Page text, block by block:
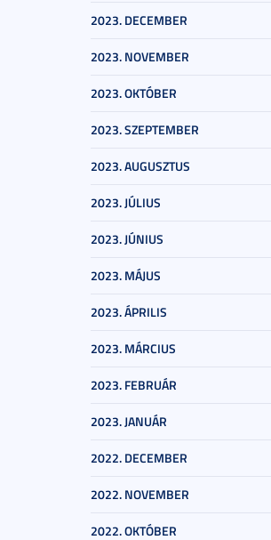
2023. DECEMBER
2023. NOVEMBER
2023. OKTÓBER
2023. SZEPTEMBER
2023. AUGUSZTUS
2023. JÚLIUS
2023. JÚNIUS
2023. MÁJUS
2023. ÁPRILIS
2023. MÁRCIUS
2023. FEBRUÁR
2023. JANUÁR
2022. DECEMBER
2022. NOVEMBER
2022. OKTÓBER